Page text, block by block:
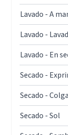
Lavado - A
Lavado -
Lavado - En
Secado -
Secado -
Secado - Sol